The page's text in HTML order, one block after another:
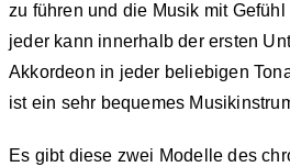
zu führen und die Musik mit
jeder kann innerhalb der ersten
Akkordeon in jeder beliebigen
ist ein sehr bequemes
Es gibt diese zwei Modelle des